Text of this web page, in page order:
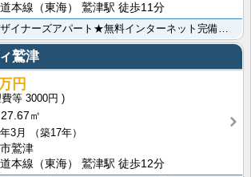
本線（東海） 鷲津駅 徒歩11分
鷲津駅徒歩圏内のデザイナーズアパート★無料インターネット完備で、入居したその日からお使い頂けます♪外･･･
鷲津
円
3000円
27.67㎡
3月
（築17年）
鷲津
本線（東海） 鷲津駅 徒歩12分